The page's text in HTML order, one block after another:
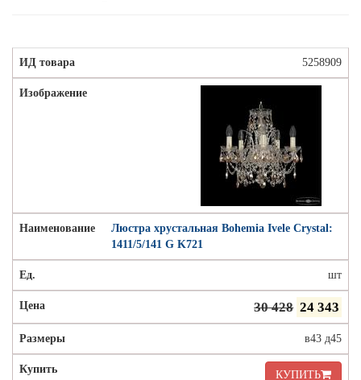
5258909
Люстра хрустальная Bohemia Ivele Crystal:
1411/5/141 G K721
шт
30 428 24 343
в43 д45
КУПИТЬ